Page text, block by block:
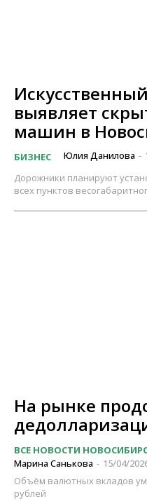
выявляет
машин в
БИЗНЕС Юлия Данилова -
Дорожники планируют
всех пунктов
На рынке
ВСЕ НОВОСТИ
Марина Санькова - 15/04/
Объём валютных вкладов
рублей